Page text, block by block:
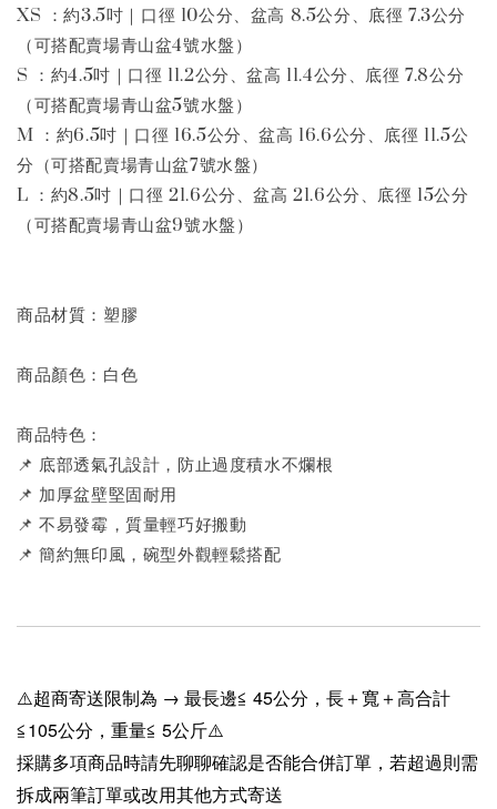
XS ：約3.5吋｜口徑 10公分、盆高 8.5公分、底徑 7.3公分
（可搭配賣場青山盆4號水盤）
S ：約4.5吋｜口徑 11.2公分、盆高 11.4公分、底徑 7.8公分
（可搭配賣場青山盆5號水盤）
M ：約6.5吋｜口徑 16.5公分、盆高 16.6公分、底徑 11.5公
分（可搭配賣場青山盆7號水盤）
L ：約8.5吋｜口徑 21.6公分、盆高 21.6公分、底徑 15公分
（可搭配賣場青山盆9號水盤）
商品材質：塑膠
商品顏色：白色
商品特色：
📌 底部透氣孔設計，防止過度積水不爛根
📌 加厚盆壁堅固耐用
📌 不易發霉，質量輕巧好搬動
📌 簡約無印風，碗型外觀輕鬆搭配
⚠️超商寄送限制為 → 最長邊≦ 45公分，長＋寬＋高合計
≦105公分，重量≦ 5公斤⚠️
採購多項商品時請先聊聊確認是否能合併訂單，若超過則需
拆成兩筆訂單或改用其他方式寄送